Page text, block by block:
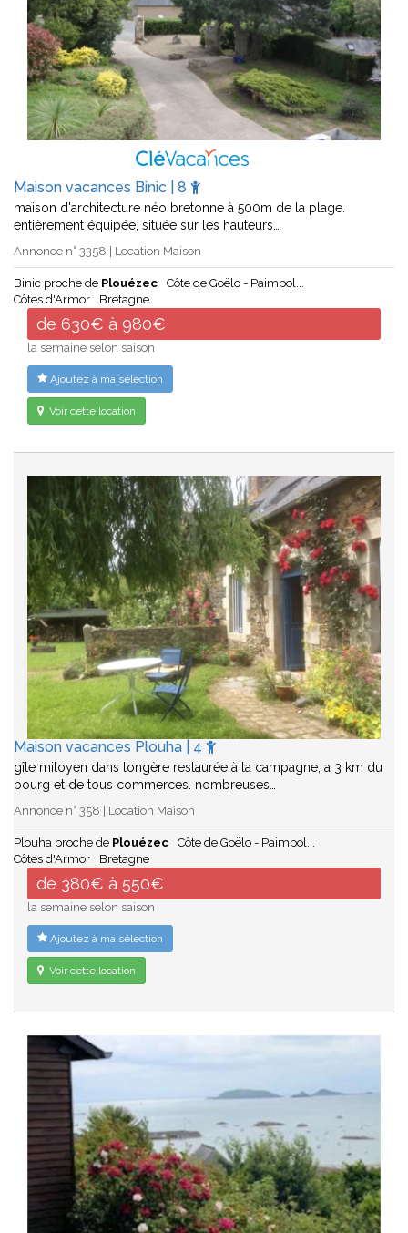
Maison vacances Binic | 8
maison d'architecture néo bretonne à 500m de la plage.
entièrement équipée, située sur les hauteurs…
Annonce n° 3358 | Location Maison
Binic proche de Plouézec
Côte de Goëlo - Paimpol...
Côtes d'Armor
Bretagne
de 630€ à 980€
la semaine selon saison
Ajoutez à ma sélection
Voir cette location
Maison vacances Plouha | 4
gîte mitoyen dans longère restaurée à la campagne, a 3 km du
bourg et de tous commerces. nombreuses…
Annonce n° 358 | Location Maison
Plouha proche de Plouézec
Côte de Goëlo - Paimpol...
Côtes d'Armor
Bretagne
de 380€ à 550€
la semaine selon saison
Ajoutez à ma sélection
Voir cette location